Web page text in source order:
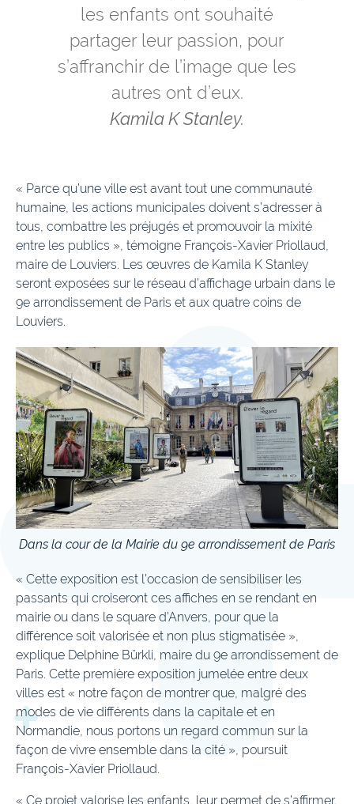
les enfants ont souhaité
partager leur passion, pour
s’affranchir de l’image que les
autres ont d’eux.
Kamila K Stanley.
« Parce qu’une ville est avant tout une communauté
humaine, les actions municipales doivent s’adresser à
tous, combattre les préjugés et promouvoir la mixité
entre les publics », témoigne François-Xavier Priollaud,
maire de Louviers. Les œuvres de Kamila K Stanley
seront exposées sur le réseau d’affichage urbain dans le
9e arrondissement de Paris et aux quatre coins de
Louviers.
Dans la cour de la Mairie du 9e arrondissement de Paris
« Cette exposition est l’occasion de sensibiliser les
passants qui croiseront ces affiches en se rendant en
mairie ou dans le square d’Anvers, pour que la
différence soit valorisée et non plus stigmatisée »,
explique Delphine Bürkli, maire du 9e arrondissement de
Paris. Cette première exposition jumelée entre deux
villes est « notre façon de montrer que, malgré des
modes de vie différents dans la capitale et en
Normandie, nous portons un regard commun sur la
façon de vivre ensemble dans la cité », poursuit
François-Xavier Priollaud.
« Ce projet valorise les enfants, leur permet de s’affirmer,